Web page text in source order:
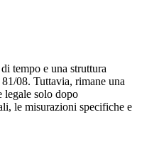
tempo e una struttura
08. Tuttavia, rimane una
legale solo dopo
le misurazioni specifiche e